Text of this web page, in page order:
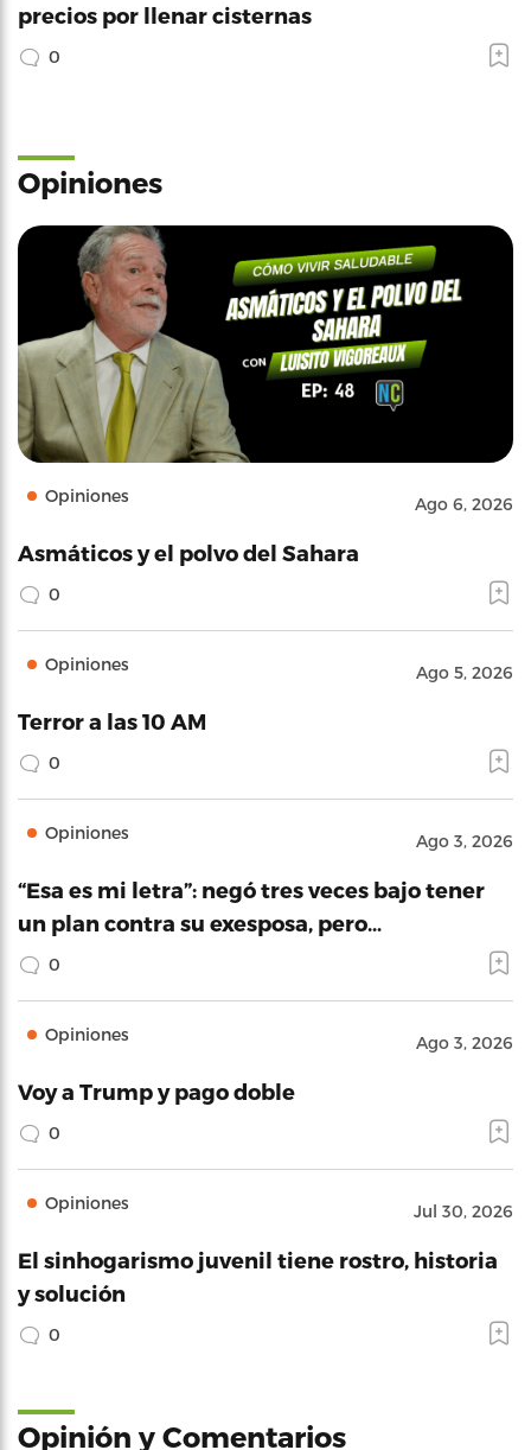
precios por llenar cisternas
0
Opiniones
Opiniones Ago 6, 2026
Asmáticos y el polvo del Sahara
0
Opiniones Ago 5, 2026
Terror a las 10 AM
0
Opiniones Ago 3, 2026
“Esa es mi letra”: negó tres veces bajo tener
un plan contra su exesposa, pero…
0
Opiniones Ago 3, 2026
Voy a Trump y pago doble
0
Opiniones Jul 30, 2026
El sinhogarismo juvenil tiene rostro, historia
y solución
0
Opinión y Comentarios